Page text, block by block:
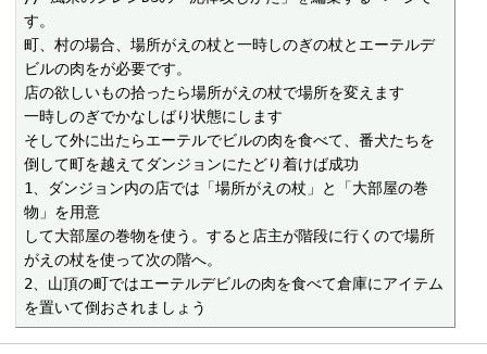
す。
町、村の場合、場所がえの杖と一時しのぎの杖とエーテルデ
ビルの肉をが必要です。
店の欲しいもの拾ったら場所がえの杖で場所を変えます
一時しのぎでかなしばり状態にします
そして外に出たらエーテルでビルの肉を食べて、番犬たちを
倒して町を越えてダンジョンにたどり着けば成功
1、ダンジョン内の店では「場所がえの杖」と「大部屋の巻
物」を用意
して大部屋の巻物を使う。すると店主が階段に行くので場所
がえの杖を使って次の階へ。
2、山頂の町ではエーテルデビルの肉を食べて倉庫にアイテム